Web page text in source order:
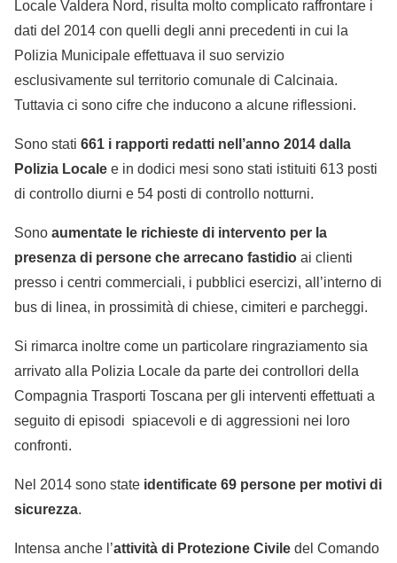
Locale Valdera Nord, risulta molto complicato raffrontare i
dati del 2014 con quelli degli anni precedenti in cui la
Polizia Municipale effettuava il suo servizio
esclusivamente sul territorio comunale di Calcinaia.
Tuttavia ci sono cifre che inducono a alcune riflessioni.
Sono stati 661 i rapporti redatti nell’anno 2014 dalla
Polizia Locale e in dodici mesi sono stati istituiti 613 posti
di controllo diurni e 54 posti di controllo notturni.
Sono aumentate le richieste di intervento per la
presenza di persone che arrecano fastidio ai clienti
presso i centri commerciali, i pubblici esercizi, all’interno di
bus di linea, in prossimità di chiese, cimiteri e parcheggi.
Si rimarca inoltre come un particolare ringraziamento sia
arrivato alla Polizia Locale da parte dei controllori della
Compagnia Trasporti Toscana per gli interventi effettuati a
seguito di episodi spiacevoli e di aggressioni nei loro
confronti.
Nel 2014 sono state identificate 69 persone per motivi di
sicurezza.
Intensa anche l’attività di Protezione Civile del Comando